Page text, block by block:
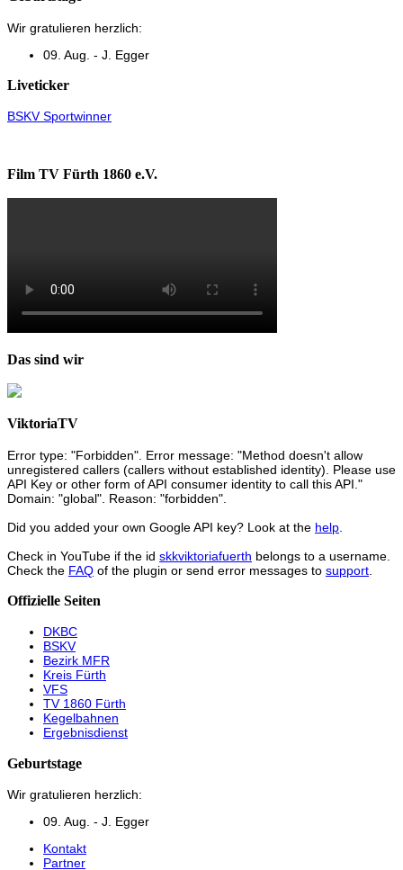
Wir gratulieren herzlich:
09. Aug. - J. Egger
Liveticker
BSKV Sportwinner
Film TV Fürth 1860 e.V.
Das sind wir
ViktoriaTV
Error type: "Forbidden". Error message: "Method doesn't allow
unregistered callers (callers without established identity). Please use
API Key or other form of API consumer identity to call this API."
Domain: "global". Reason: "forbidden".
Did you added your own Google API key? Look at the help
Check in YouTube if the id skkviktoriafuerth belongs to a username.
Check the FAQ of the plugin or send error messages to support
Offizielle Seiten
DKBC
BSKV
Bezirk MFR
Kreis Fürth
VFS
TV 1860 Fürth
Kegelbahnen
Ergebnisdienst
Geburtstage
Wir gratulieren herzlich:
09. Aug. - J. Egger
Kontakt
Partner